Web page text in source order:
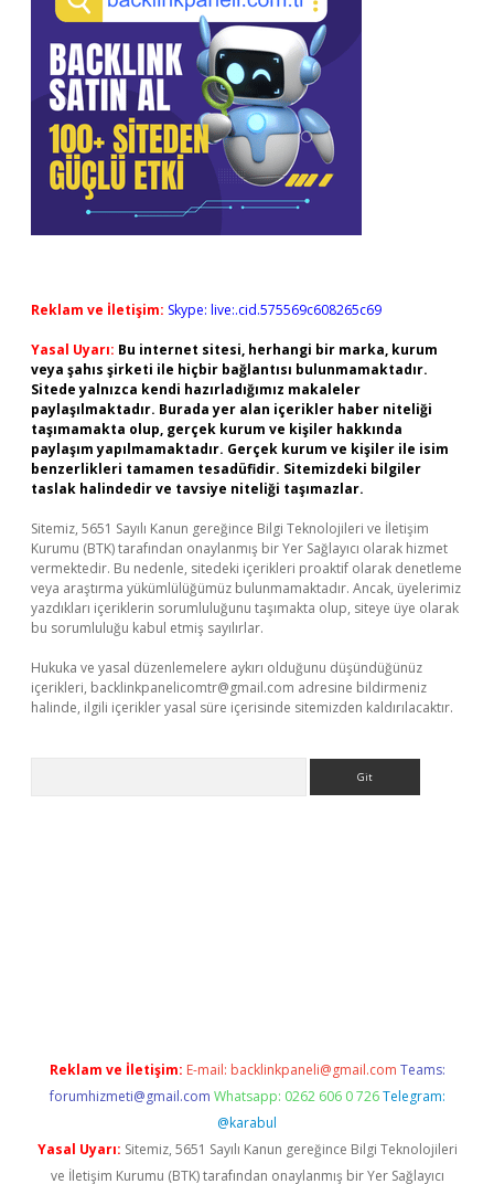
Reklam ve İletişim: Skype: live:.cid.575569c608265c69
Yasal Uyarı: Bu internet sitesi, herhangi bir marka, kurum
veya şahıs şirketi ile hiçbir bağlantısı bulunmamaktadır.
Sitede yalnızca kendi hazırladığımız makaleler
paylaşılmaktadır. Burada yer alan içerikler haber niteliği
taşımamakta olup, gerçek kurum ve kişiler hakkında
paylaşım yapılmamaktadır. Gerçek kurum ve kişiler ile isim
benzerlikleri tamamen tesadüfidir. Sitemizdeki bilgiler
taslak halindedir ve tavsiye niteliği taşımazlar.
Sitemiz, 5651 Sayılı Kanun gereğince Bilgi Teknolojileri ve İletişim
Kurumu (BTK) tarafından onaylanmış bir Yer Sağlayıcı olarak hizmet
vermektedir. Bu nedenle, sitedeki içerikleri proaktif olarak denetleme
veya araştırma yükümlülüğümüz bulunmamaktadır. Ancak, üyelerimiz
yazdıkları içeriklerin sorumluluğunu taşımakta olup, siteye üye olarak
bu sorumluluğu kabul etmiş sayılırlar.
Hukuka ve yasal düzenlemelere aykırı olduğunu düşündüğünüz
içerikleri, backlinkpanelicomtr@gmail.com adresine bildirmeniz
halinde, ilgili içerikler yasal süre içerisinde sitemizden kaldırılacaktır.
Reklam ve İletişim: E-mail: backlinkpaneli@gmail.com Teams:
forumhizmeti@gmail.com Whatsapp: 0262 606 0 726 Telegram:
@karabul
Yasal Uyarı: Sitemiz, 5651 Sayılı Kanun gereğince Bilgi Teknolojileri
ve İletişim Kurumu (BTK) tarafından onaylanmış bir Yer Sağlayıcı